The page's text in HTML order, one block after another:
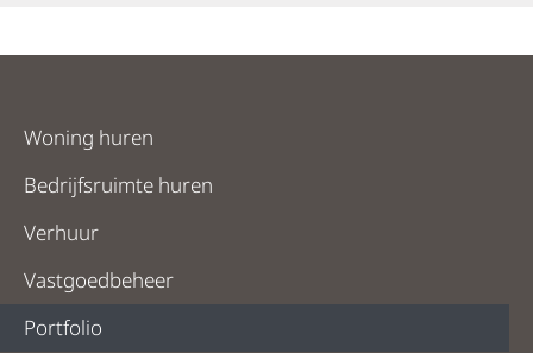
Woning huren
Bedrijfsruimte huren
Verhuur
Vastgoedbeheer
Portfolio